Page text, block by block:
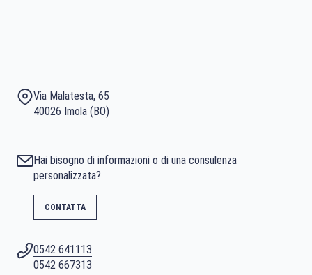
Via Malatesta, 65
40026 Imola (BO)
Hai bisogno di informazioni o di una consulenza
personalizzata?
CONTATTA
0542 641113
0542 667313